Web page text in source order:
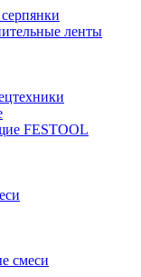
ленты
FESTOOL
смеси